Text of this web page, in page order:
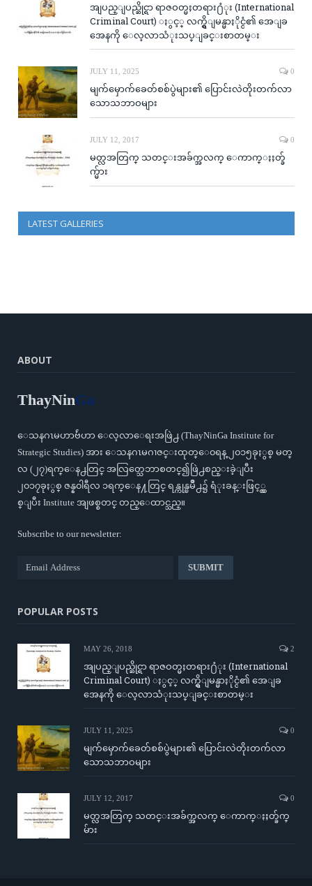
အျပည္ျပည္ဆိုင္ရာ ရာဇဝတ္မႈတရား႐ံုး (International
Criminal Court) ႏွင့္ လက္ရွိျမန္မာႏိုင္ငံ၏ အေျခ
အေနကို ေလ့လာသံုးသပ္ျခင္းစာတမ္း
JULY 11, 2025 0
မျက်မှောက်ခေတ်စစ်ပွဲများ၏ ပြောင်းလဲတိုးတက်လာ
သောသဘာဝများ
JULY 12, 2017 0
မတ္လအတြက္ သတင္းအခ်က္အလက္ ေကာက္ႏႈတ္ခ်
က္မ်ား
LATEST GALLERIES
ABOUT
ThayNinGa
ေသနဂၤမဟာဗ်ဴဟာ ေလ့လာေရးအဖြဲ႕ (ThayNinGa Institute for
Strategic Studies) အား ေသနဂၤမဂၢဇင္းထုတ္ေ၀ရန္ ၂၀၁၅ခုႏွစ္ မတ္
လ (၂၇)ရက္ေန႕တြင္ အလြတ္သေဘာစတင္၍ဖြဲ႕စည္းခဲ့ျပီး
၂၀၁၇ခုႏွစ္ ဇန္န၀ါရီလ ၁ရက္ေန႔တြင္ ရန္ကုန္ၿမိဳ႕၌ ရံုးခန္းဖြင့္လွ
စ္ျပီး Institute အျဖစ္စတင္ တည္ေထာင္သည္။
Subscribe to our newsletter:
POPULAR POSTS
MAY 26, 2018 2
အျပည္ျပည္ဆိုင္ရာ ရာဇဝတ္မႈတရား႐ံုး (International
Criminal Court) ႏွင့္ လက္ရွိျမန္မာႏိုင္ငံ၏ အေျခ
အေနကို ေလ့လာသံုးသပ္ျခင္းစာတမ္း
JULY 11, 2025 0
မျက်မှောက်ခေတ်စစ်ပွဲများ၏ ပြောင်းလဲတိုးတက်လာ
သောသဘာဝများ
JULY 12, 2017 0
မတ္လအတြက္ သတင္းအခ်က္အလက္ ေကာက္ႏႈတ္ခ်က္
မ်ား